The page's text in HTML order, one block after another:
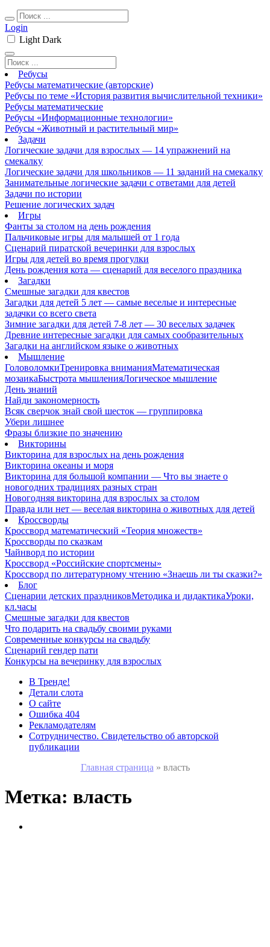
Login
Light Dark
Ребусы
Ребусы математические (авторские)
Ребусы по теме «История развития вычислительной техники»
Ребусы математические
Ребусы «Информационные технологии»
Ребусы «Животный и растительный мир»
Задачи
Логические задачи для взрослых — 14 упражнений на
смекалку
Логические задачи для школьников — 11 заданий на смекалку
Занимательные логические задачи с ответами для детей
Задачи по истории
Решение логических задач
Игры
Фанты за столом на день рождения
Пальчиковые игры для малышей от 1 года
Сценарий пиратской вечеринки для взрослых
Игры для детей во время прогулки
День рождения кота — сценарий для веселого праздника
Загадки
Смешные загадки для квестов
Загадки для детей 5 лет — самые веселые и интересные
задачки со всего света
Зимние загадки для детей 7-8 лет — 30 веселых задачек
Древние интересные загадки для самых сообразительных
Загадки на английском языке о животных
Мышление
ГоловоломкиТренировка вниманияМатематическая
мозаикаБыстрота мышленияЛогическое мышление
День знаний
Найди закономерность
Всяк сверчок знай свой шесток — группировка
Убери лишнее
Фразы близкие по значению
Викторины
Викторина для взрослых на день рождения
Викторина океаны и моря
Викторина для большой компании — Что вы знаете о
новогодних традициях разных стран
Новогодняя викторина для взрослых за столом
Правда или нет — веселая викторина о животных для детей
Кроссворды
Кроссворд математический «Теория множеств»
Кроссворды по сказкам
Чайнворд по истории
Кроссворд «Российские спортсмены»
Кроссворд по литературному чтению «Знаешь ли ты сказки?»
Блог
Сценарии детских праздниковМетодика и дидактикаУроки,
кл.часы
Смешные загадки для квестов
Что подарить на свадьбу своими руками
Современные конкурсы на свадьбу
Сценарий гендер пати
Конкурсы на вечеринку для взрослых
В Тренде!
Детали слота
О сайте
Ошибка 404
Рекламодателям
Сотрудничество. Свидетельство об авторской
публикации
Главная страница » власть
Метка: власть